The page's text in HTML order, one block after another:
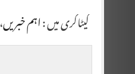
کیٹاگری میں :اہم خبریں،